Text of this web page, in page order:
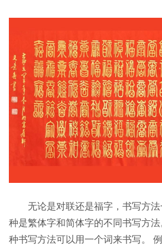
无论是对联还是福字，书写方法
种是繁体字和简体字的不同书写方
种书写方法可以用一个词来书写。